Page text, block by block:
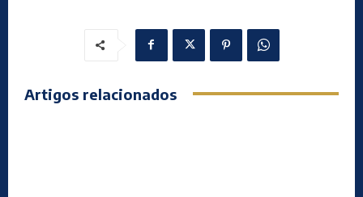
Artigos relacionados